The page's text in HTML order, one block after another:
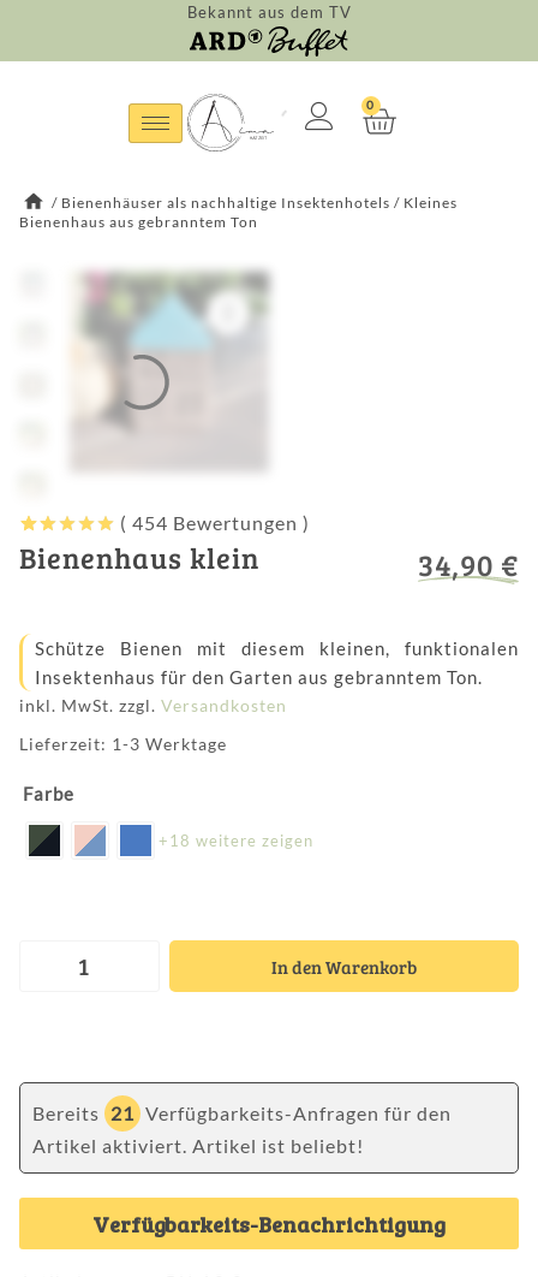
Bekannt aus dem TV
0
/ Bienenhäuser als nachhaltige Insektenhotels / Kleines
Bienenhaus aus gebranntem Ton
4.96von
5
basiert auf
454
( 454 Bewertungen )
Bienenhaus klein 34,90 €
Schütze Bienen mit diesem kleinen, funktionalen
Insektenhaus für den Garten aus gebranntem Ton.
inkl. MwSt. zzgl. Versandkosten
Lieferzeit: 1-3 Werktage
Farbe
+18 weitere zeigen
In den Warenkorb
Bereits 21 Verfügbarkeits-Anfragen für den
Artikel aktiviert. Artikel ist beliebt!
Verfügbarkeits-Benachrichtigung